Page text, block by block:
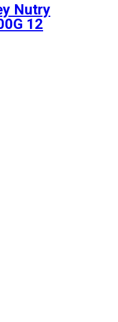
Nutry
12